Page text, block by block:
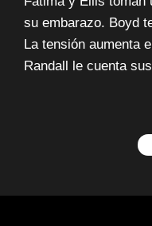
su embarazo. Boyd
La tensión aumenta
Randall le cuenta